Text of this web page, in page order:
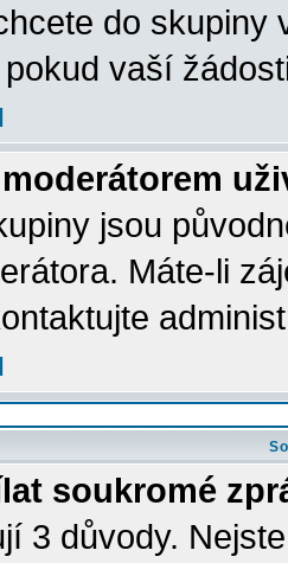
do skupiny
vaší
jsou
Máte-li
soukromé
3 důvody.